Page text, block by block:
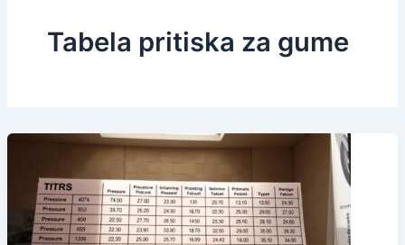
Tabela pritiska za gume